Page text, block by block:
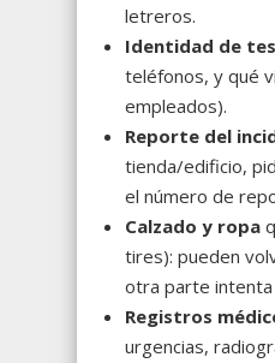
letreros.
Identidad de
teléfonos, y qué
empleados).
Reporte del
tienda/edificio,
el número de
Calzado y ropa
tires): pueden
otra parte intenta
Registros
urgencias,